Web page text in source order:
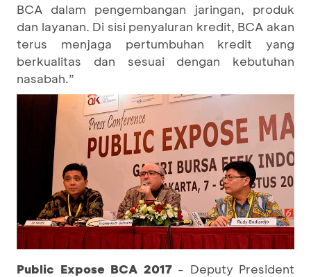
BCA dalam pengembangan jaringan, produk
dan layanan. Di sisi penyaluran kredit, BCA akan
terus menjaga pertumbuhan kredit yang
berkualitas dan sesuai dengan kebutuhan
nasabah.”
Public Expose BCA 2017- Deputy President